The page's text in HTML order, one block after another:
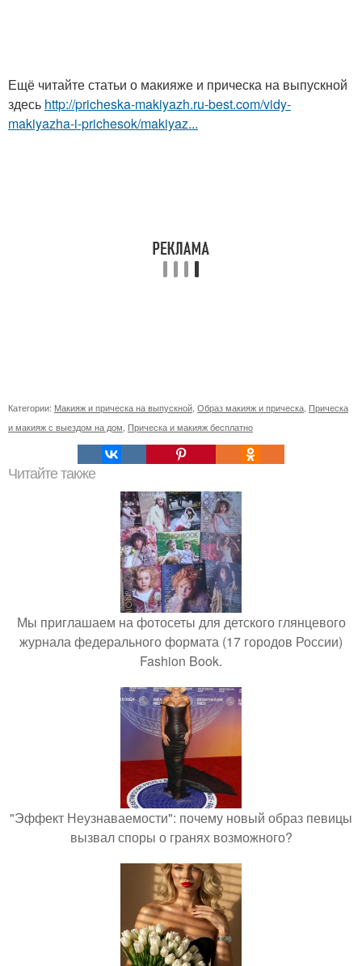
Ещё читайте статьи о макияже и прическа на выпускной
здесь http://pricheska-makiyazh.ru-best.com/vidy-
makiyazha-i-prichesok/makiyaz...
Категории: Макияж и прическа на выпускной, Образ макияж и прическа, Прическа
и макияж с выездом на дом, Прическа и макияж бесплатно
Читайте также
Мы приглашаем на фотосеты для детского глянцевого
журнала федерального формата (17 городов России)
Fashion Book.
"Эффект Неузнаваемости": почему новый образ певицы
вызвал споры о гранях возможного?